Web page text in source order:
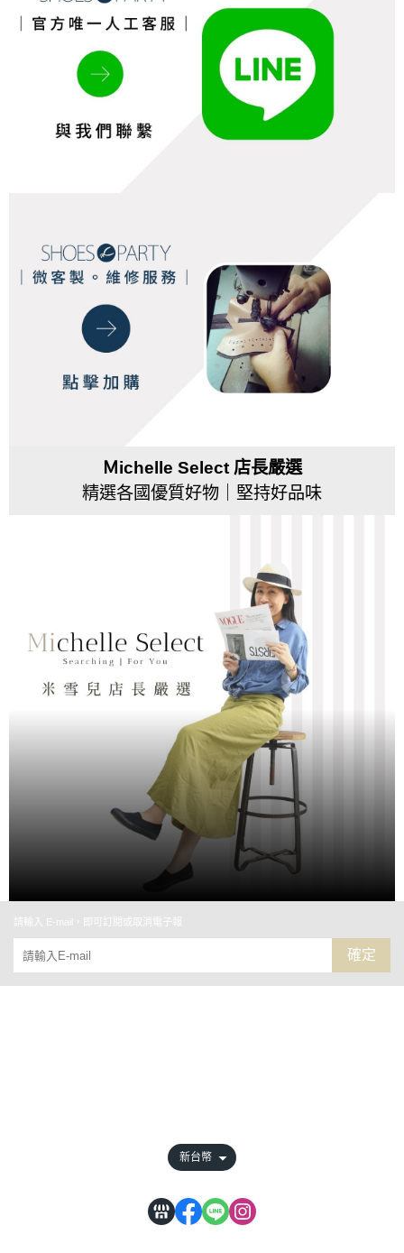
Ｍichelle Select 店長嚴選
精選各國優質好物｜堅持好品味
請輸入 E-mail，即可訂閱或取消電子報
確定
新台幣